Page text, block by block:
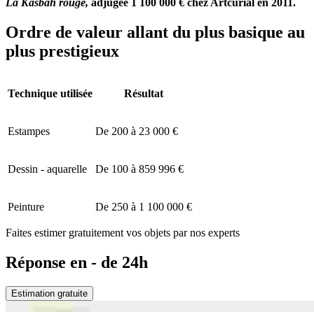
Ordre de valeur allant du plus basique au
plus prestigieux
Technique utilisée Résultat
Estampes De 200 à 23 000 €
Dessin - aquarelle De 100 à 859 996 €
Peinture De 250 à 1 100 000 €
Faites estimer gratuitement vos objets par nos experts
Réponse en - de 24h
Estimation gratuite